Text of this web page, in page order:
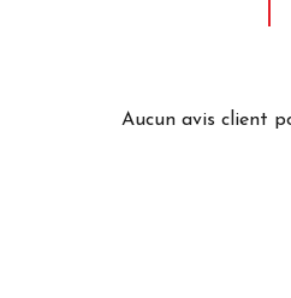
Aucun avis client